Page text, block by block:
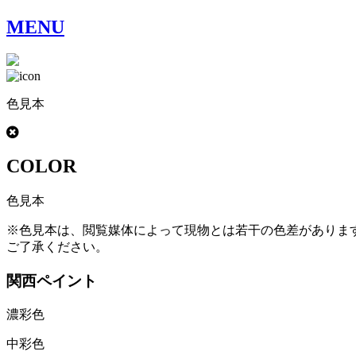
MENU
色見本
COLOR
色見本
※色見本は、閲覧媒体によって現物とは若干の色差がありま
ご了承ください。
関西ペイント
濃彩色
中彩色